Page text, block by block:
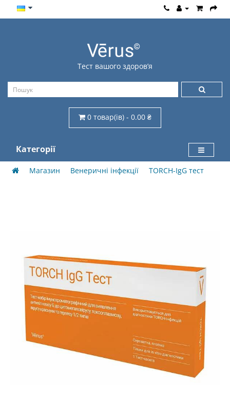
Тест вашого здоров’я
0 товар(ів) - 0.00 ₴
Категорії
Магазин Венеричні інфекції TORCH-IgG тест